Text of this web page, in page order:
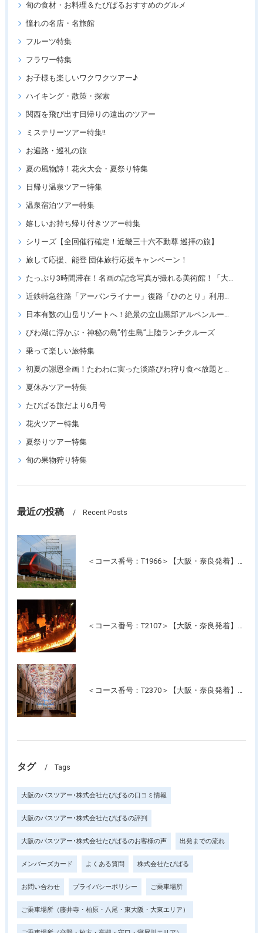
旬の食材・お料理＆たびぱるおすすめのグルメ
憧れの名店・名旅館
フルーツ特集
フラワー特集
お子様も楽しいワクワクツアー♪
ハイキング・散策・探索
関西を飛び出す日帰りの遠出のツアー
ミステリーツアー特集!!
お遍路・巡礼の旅
夏の風物詩！花火大会・夏祭り特集
日帰り温泉ツアー特集
温泉宿泊ツアー特集
嬉しいお持ち帰り付きツアー特集
シリーズ【全回催行確定！近畿三十六不動尊 巡拝の旅】
旅して応援、能登 団体旅行応援キャンペーン！
たっぷり3時間滞在！名画の記念写真が撮れる美術館！「大塚国際美術館」
近鉄特急往路「アーバンライナー」復路「ひのとり」利用ツアー
日本有数の山岳リゾートへ！絶景の立山黒部アルペンルートツアー
びわ湖に浮かぶ・神秘の島”竹生島”上陸ランチクルーズ
乗って楽しい旅特集
初夏の謝恩企画！たわわに実った淡路びわ狩り食べ放題と「王侯貴族のバラ園」須磨離宮公園
夏休みツアー特集
たびぱる旅だより6月号
花火ツアー特集
夏祭りツアー特集
旬の果物狩り特集
最近の投稿 Recent Posts
＜コース番号：T1966＞【大阪・奈良発着】近鉄特急！最新特急「ひのとり」＆人気の観光特急「しまかぜ」に乗って！伊勢神宮・おかげ横丁たっぷり約4時間滞在！日帰り
＜コース番号：T2107＞【大阪・奈良発着】高野山夏の風物詩 幻想的な光の灯路「高野山ろうそく祭り」と「壇上伽藍」ご参拝
＜コース番号：T2370＞【大阪・奈良発着】たっぷり3時間滞在！名画の記念写真が撮れる美術館！「大塚国際美術館」
タグ Tags
大阪のバスツアー･株式会社たびぱるの口コミ情報
大阪のバスツアー･株式会社たびぱるの評判
大阪のバスツアー･株式会社たびぱるのお客様の声 出発までの流れ
メンバーズカード よくある質問 株式会社たびぱる
お問い合わせ プライバシーポリシー ご乗車場所
ご乗車場所（藤井寺・柏原・八尾・東大阪・大東エリア）